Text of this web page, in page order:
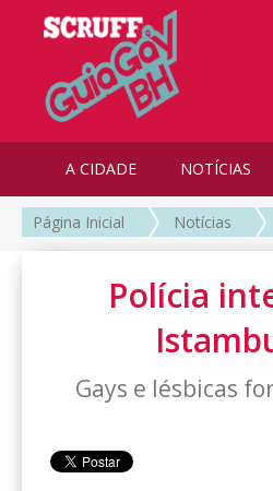
A CIDADE NOTÍCIAS
Página Inicial Notícias
Polícia
Gays e lésbicas